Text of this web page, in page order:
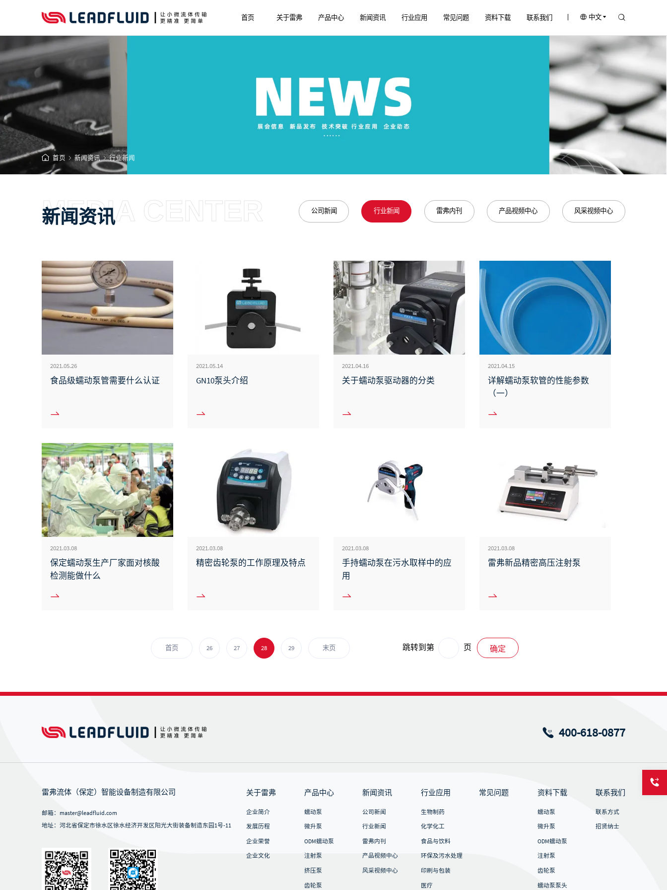
首页 关于雷弗 产品中心 新闻资讯 行业应用 常见问题 资料下载 联系我们 中文
首页 新闻资讯 行业新闻
MEDIA CENTER
新闻资讯 公司新闻 行业新闻 雷弗内刊 产品视频中心 风采视频中心
2021.05.26
食品级蠕动泵管需要什么认证
2021.05.14
GN10泵头介绍
2021.04.16
关于蠕动泵驱动器的分类
2021.04.15
详解蠕动泵软管的性能参数
（一）
2021.03.08
保定蠕动泵生产厂家面对核酸
检测能做什么
2021.03.08
精密齿轮泵的工作原理及特点
2021.03.08
手持蠕动泵在污水取样中的应
用
2021.03.08
雷弗新品精密高压注射泵
首页 26 27 28 29 末页 跳转到第 页 确定
400-618-0877
雷弗流体（保定）智能设备制造有限公司
邮箱：master@leadfluid.com
地址：河北省保定市徐水区徐水经济开发区阳光大街装备制造东园1号-11
关于雷弗
企业简介
发展历程
企业荣誉
企业文化
产品中心
蠕动泵
微升泵
ODM蠕动泵
注射泵
挤压泵
齿轮泵
新闻资讯
公司新闻
行业新闻
雷弗内刊
产品视频中心
风采视频中心
行业应用
生物制药
化学化工
食品与饮料
环保及污水处理
印刷与包装
医疗
常见问题 资料下载
蠕动泵
微升泵
ODM蠕动泵
注射泵
齿轮泵
蠕动泵泵头
联系我们
联系方式
招贤纳士